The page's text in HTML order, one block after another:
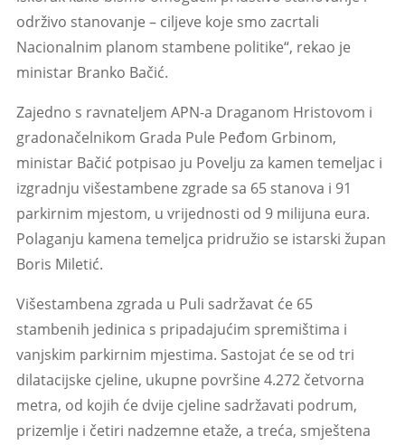
održivo stanovanje – ciljeve koje smo zacrtali
Nacionalnim planom stambene politike“, rekao je
ministar Branko Bačić.
Zajedno s ravnateljem APN-a Draganom Hristovom i
gradonačelnikom Grada Pule Peđom Grbinom,
ministar Bačić potpisao ju Povelju za kamen temeljac i
izgradnju višestambene zgrade sa 65 stanova i 91
parkirnim mjestom, u vrijednosti od 9 milijuna eura.
Polaganju kamena temeljca pridružio se istarski župan
Boris Miletić.
Višestambena zgrada u Puli sadržavat će 65
stambenih jedinica s pripadajućim spremištima i
vanjskim parkirnim mjestima. Sastojat će se od tri
dilatacijske cjeline, ukupne površine 4.272 četvorna
metra, od kojih će dvije cjeline sadržavati podrum,
prizemlje i četiri nadzemne etaže, a treća, smještena